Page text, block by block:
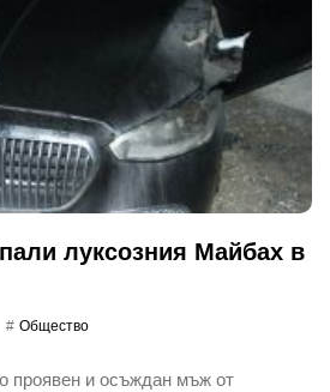
луксозния Майбах в
Общество
проявен и осъждан мъж от